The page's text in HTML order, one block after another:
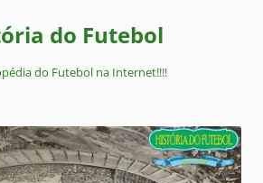
do Futebol
do Futebol na Internet!!!!